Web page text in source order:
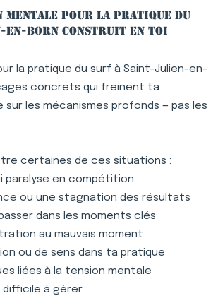
mentale pour la pratique du
en-Born construit en toi
la pratique du surf à Saint-Julien-en-
concrets qui freinent ta
sur les mécanismes profonds — pas les
certaines de ces situations :
paralyse en compétition
ou une stagnation des résultats
dans les moments clés
au mauvais moment
ou de sens dans ta pratique
liées à la tension mentale
difficile à gérer